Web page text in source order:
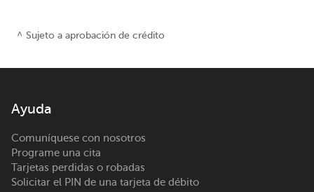
^ Sujeto a aprobación de crédito
Ayuda
Comuníquese con nosotros
Programe una cita
Tarjetas perdidas o robadas
Solicitar el PIN de una tarjeta de débito